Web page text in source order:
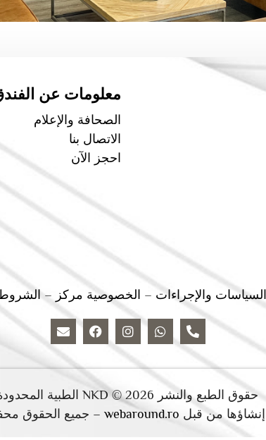
معلومات عن
الصحافة والإعلام
الاتصال بنا
احجز الآن
السياسات والإجراءات – الخصوصية مركز –
حقوق الطبع والنشر 2026 © NKD الطبية المحدودة
من قبل webaround.ro – جميع الحقوق